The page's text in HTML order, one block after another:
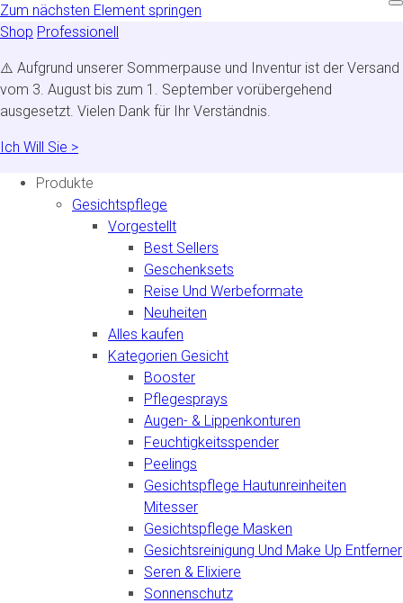
Zum nächsten Element springen
Shop Professionell
⚠️ Aufgrund unserer Sommerpause und Inventur ist der Versand
vom 3. August bis zum 1. September vorübergehend
ausgesetzt. Vielen Dank für Ihr Verständnis.
Ich Will Sie >
Produkte
Gesichtspflege
Vorgestellt
Best Sellers
Geschenksets
Reise Und Werbeformate
Neuheiten
Alles kaufen
Kategorien Gesicht
Booster
Pflegesprays
Augen- & Lippenkonturen
Feuchtigkeitsspender
Peelings
Gesichtspflege Hautunreinheiten
Mitesser
Gesichtspflege Masken
Gesichtsreinigung Und Make Up Entferner
Seren & Elixiere
Sonnenschutz